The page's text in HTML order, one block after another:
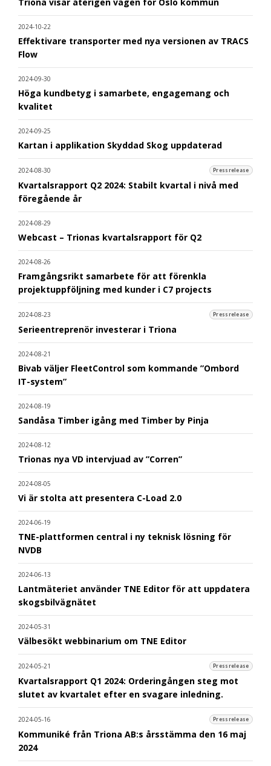
2024-10-22
Effektivare transporter med nya versionen av TRACS
Flow
2024-09-30
Höga kundbetyg i samarbete, engagemang och
kvalitet
2024-09-25
Kartan i applikation Skyddad Skog uppdaterad
2024-08-30 Pressrelease
Kvartalsrapport Q2 2024: Stabilt kvartal i nivå med
föregående år
2024-08-29
Webcast – Trionas kvartalsrapport för Q2
2024-08-26
Framgångsrikt samarbete för att förenkla
projektuppföljning med kunder i C7 projects
2024-08-23 Pressrelease
Serieentreprenör investerar i Triona
2024-08-21
Bivab väljer FleetControl som kommande ”Ombord
IT-system”
2024-08-19
Sandåsa Timber igång med Timber by Pinja
2024-08-12
Trionas nya VD intervjuad av ”Corren”
2024-08-05
Vi är stolta att presentera C-Load 2.0
2024-06-19
TNE-plattformen central i ny teknisk lösning för
NVDB
2024-06-13
Lantmäteriet använder TNE Editor för att uppdatera
skogsbilvägnätet
2024-05-31
Välbesökt webbinarium om TNE Editor
2024-05-21 Pressrelease
Kvartalsrapport Q1 2024: Orderingången steg mot
slutet av kvartalet efter en svagare inledning.
2024-05-16 Pressrelease
Kommuniké från Triona AB:s årsstämma den 16 maj
2024